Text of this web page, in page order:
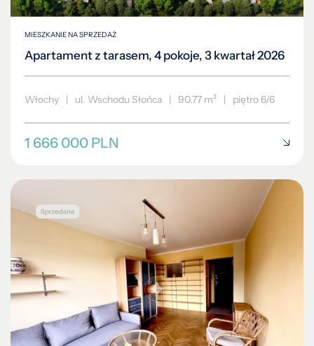
MIESZKANIE NA SPRZEDAŻ
Apartament z tarasem, 4 pokoje, 3 kwartał 2026
Włochy | ul. Wschodu Słońca | 90.77 m² | piętro 6/6
1 666 000 PLN